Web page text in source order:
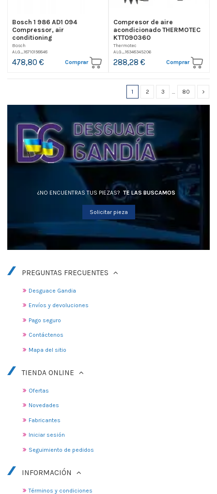
Bosch 1 986 AD1 094
Compressor, air
conditioning
Bosch
ALG_18710158848
478,80 € Comprar
Compresor de aire
acondicionado THERMOTEC
KTT090360
Thermotec
ALG_18348345206
288,28 € Comprar
1 2 3 … 80
¿NO ENCUENTRAS TUS PIEZAS? TE LAS BUSCAMOS
Solicitar pieza
PREGUNTAS FRECUENTES
Desguace Gandia
Envíos y devoluciones
Pago seguro
Contáctenos
Mapa del sitio
TIENDA ONLINE
Ofertas
Novedades
Fabricantes
Iniciar sesión
Seguimiento de pedidos
INFORMACIÓN
Términos y condiciones